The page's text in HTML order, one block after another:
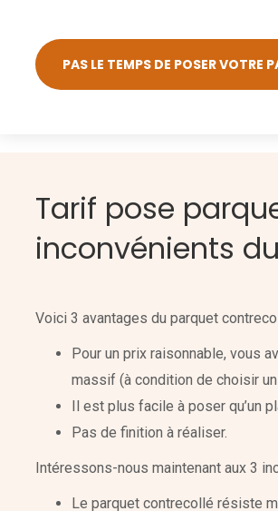
PAS LE TEMPS DE POSER VOTRE
Tarif pose
inconvénients
Voici 3 avantages du parquet
Pour un prix raisonnable, vous
massif (à condition de choisir
Il est plus facile à poser qu’un
Pas de finition à réaliser.
Intéressons-nous maintenant aux 3
Le parquet contrecollé résiste